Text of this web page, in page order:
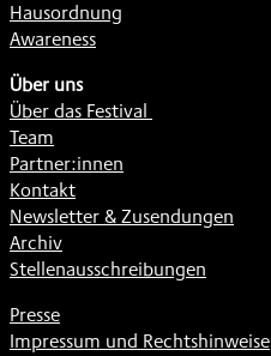
Hausordnung
Awareness
Über uns
Über das Festival
Team
Partner:innen
Kontakt
Newsletter & Zusendungen
Archiv
Stellenausschreibungen
Presse
Impressum und Rechtshinweise